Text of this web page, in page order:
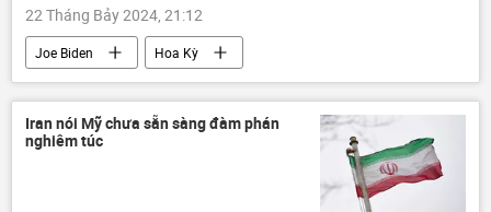
22 Tháng Bảy 2024, 21:12
Joe Biden
Hoa Kỳ
bầu cử Tổng thống Hoa Kỳ
Thế giới
Chính trị
Iran nói Mỹ chưa sẵn sàng đàm phán
nghiêm túc